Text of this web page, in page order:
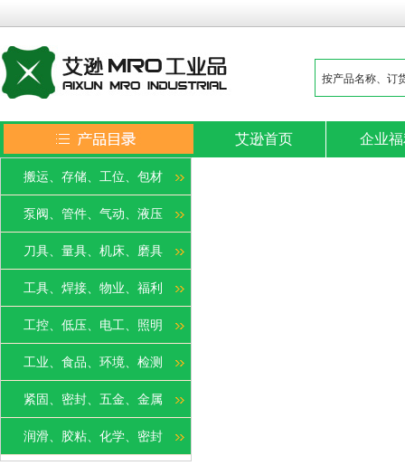
艾逊首页 企业
搬运、存储、工位、包材
泵阀、管件、气动、液压
刀具、量具、机床、磨具
工具、焊接、物业、福利
工控、低压、电工、照明
工业、食品、环境、检测
紧固、密封、五金、金属
润滑、胶粘、化学、密封